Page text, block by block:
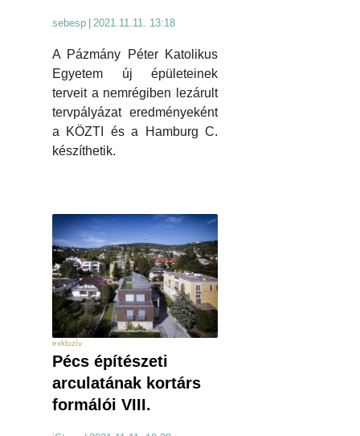
sebesp 2021.11.11. 13:18
A Pázmány Péter Katolikus
Egyetem új épületeinek
terveit a nemrégiben lezárult
tervpályázat eredményeként
a KÖZTI és a Hamburg C.
készíthetik.
exkluzív
Pécs építészeti
arculatának kortárs
formálói VIII.